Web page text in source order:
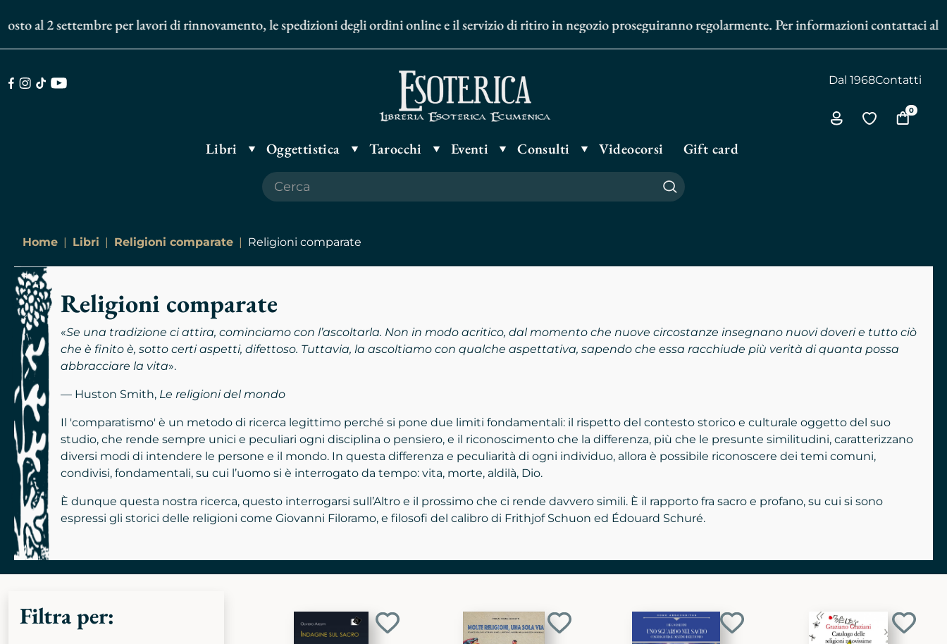
2 settembre per lavori di rinnovamento, le spedizioni degli ordini online e il servizio di ritiro in negozio proseguiranno regolarmente. Per informazioni contattaci al351
Dal 1968Contatti
Via
Vai
Vai
0
Libri Oggettistica Tarocchi Eventi Consulti Videocorsi Gift card
Cerca
Home Libri Religioni comparate Religioni comparate
Religioni comparate
«Se una tradizione ci attira, cominciamo con l’ascoltarla. Non in modo acritico, dal momento che nuove circostanze insegnano nuovi doveri e tutto ciò
che è finito è, sotto certi aspetti, difettoso. Tuttavia, la ascoltiamo con qualche aspettativa, sapendo che essa racchiude più verità di quanta possa
abbracciare la vita».
— Huston Smith, Le religioni del mondo
Il 'comparatismo' è un metodo di ricerca legittimo perché si pone due limiti fondamentali: il rispetto del contesto storico e culturale oggetto del suo
studio, che rende sempre unici e peculiari ogni disciplina o pensiero, e il riconoscimento che la differenza, più che le presunte similitudini, caratterizzano
diversi modi di intendere le persone e il mondo. In questa differenza e peculiarità di ogni individuo, allora è possibile riconoscere dei temi comuni,
condivisi, fondamentali, su cui l’uomo si è interrogato da tempo: vita, morte, aldilà, Dio.
È dunque questa nostra ricerca, questo interrogarsi sull’Altro e il prossimo che ci rende davvero simili. È il rapporto fra sacro e profano, su cui si sono
espressi gli storici delle religioni come Giovanni Filoramo, e filosofi del calibro di Frithjof Schuon ed Édouard Schuré.
Filtra per:
Aggiungi
Aggiungi
Aggiungi